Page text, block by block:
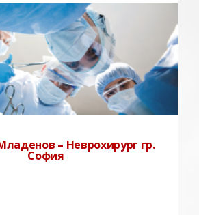
– Индивидуална практика за
медицинска помощ по Нервни
медицина във
през 1968 год.С придобито право
„нервни болести” от 1968 год., а
– Неврохирург гр.
София